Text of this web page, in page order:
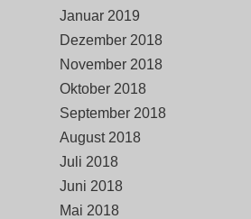
Januar 2019
Dezember 2018
November 2018
Oktober 2018
September 2018
August 2018
Juli 2018
Juni 2018
Mai 2018